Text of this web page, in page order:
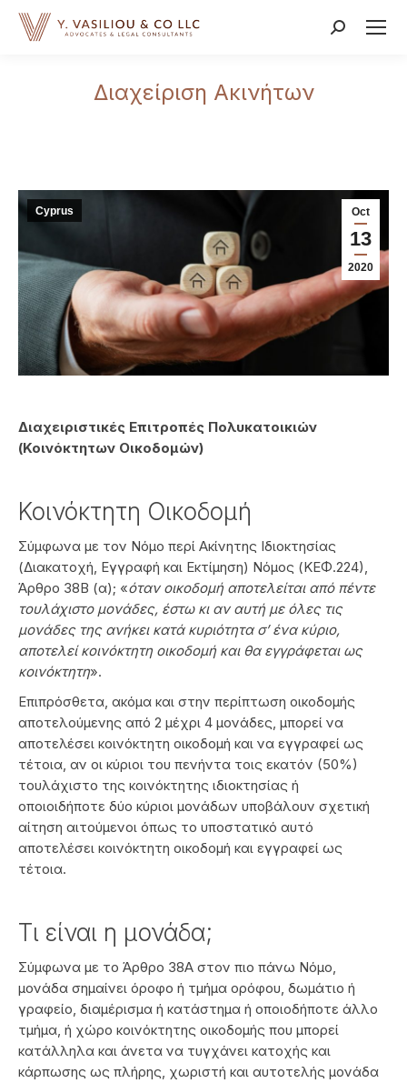
Search:
Διαχείριση Ακινήτων
Oct
13
2020
Cyprus
Διαχειριστικές Επιτροπές Πολυκατοικιών
(Κοινόκτητων Οικοδομών)
Κοινόκτητη Οικοδομή
Σύμφωνα με τον Νόμο περί Ακίνητης Ιδιοκτησίας
(Διακατοχή, Εγγραφή και Εκτίμηση) Νόμος (ΚΕΦ.224),
Άρθρο 38Β (α); «όταν οικοδομή αποτελείται από πέντε
τουλάχιστο μονάδες, έστω κι αν αυτή με όλες τις
μονάδες της ανήκει κατά κυριότητα σ’ ένα κύριο,
αποτελεί κοινόκτητη οικοδομή και θα εγγράφεται ως
κοινόκτητη».
Επιπρόσθετα, ακόμα και στην περίπτωση οικοδομής
αποτελούμενης από 2 μέχρι 4 μονάδες, μπορεί να
αποτελέσει κοινόκτητη οικοδομή και να εγγραφεί ως
τέτοια, αν οι κύριοι του πενήντα τοις εκατόν (50%)
τουλάχιστο της κοινόκτητης ιδιοκτησίας ή
οποιοιδήποτε δύο κύριοι μονάδων υποβάλουν σχετική
αίτηση αιτούμενοι όπως το υποστατικό αυτό
αποτελέσει κοινόκτητη οικοδομή και εγγραφεί ως
τέτοια.
Τι είναι η μονάδα;
Σύμφωνα με το Άρθρο 38Α στον πιο πάνω Νόμο,
μονάδα σημαίνει όροφο ή τμήμα ορόφου, δωμάτιο ή
γραφείο, διαμέρισμα ή κατάστημα ή οποιοδήποτε άλλο
τμήμα, ή χώρο κοινόκτητης οικοδομής που μπορεί
κατάλληλα και άνετα να τυγχάνει κατοχής και
κάρπωσης ως πλήρης, χωριστή και αυτοτελής μονάδα